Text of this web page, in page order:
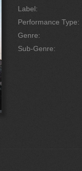
Label:
Performance Type:
Genre:
Sub-Genre: